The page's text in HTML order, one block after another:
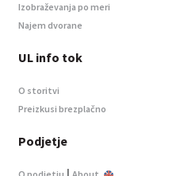
Izobraževanja po meri
Najem dvorane
UL info tok
O storitvi
Preizkusi brezplačno
Podjetje